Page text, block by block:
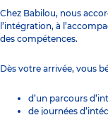
Chez Babilou, nous
l’intégration, à
des compétences.
Dès votre arrivée, vous
d’un parcours
de journées